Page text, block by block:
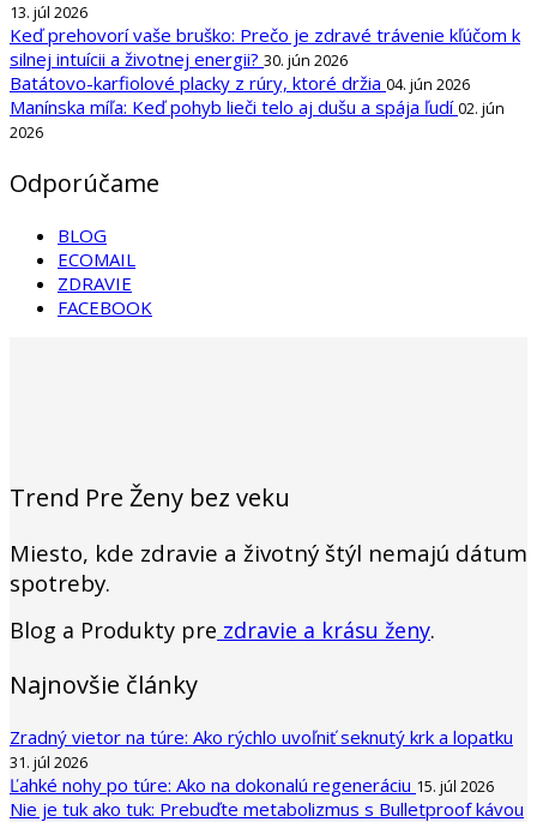
13. júl 2026
Keď prehovorí vaše bruško: Prečo je zdravé trávenie kľúčom k
silnej intuícii a životnej energii? 30. jún 2026
Batátovo-karfiolové placky z rúry, ktoré držia 04. jún 2026
Manínska míľa: Keď pohyb lieči telo aj dušu a spája ľudí02. jún
2026
Odporúčame
BLOG
ECOMAIL
ZDRAVIE
FACEBOOK
Trend Pre Ženy bez veku
Miesto, kde zdravie a životný štýl nemajú dátum
spotreby.
Blog a Produkty pre zdravie a krásu ženy.
Najnovšie články
Zradný vietor na túre: Ako rýchlo uvoľniť seknutý krk a lopatku
31. júl 2026
Ľahké nohy po túre: Ako na dokonalú regeneráciu 15. júl 2026
Nie je tuk ako tuk: Prebuďte metabolizmus s Bulletproof kávou